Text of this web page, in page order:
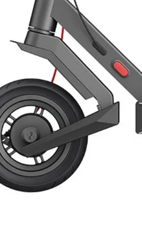
Risparmio stimato secondo un
Media Eurostat 2009-2010 per un
medio di energia scambiata di
energia scambiata comprensivi
Caratteristiche
COP 3,4 a temperatura aria 20°C
COP 2,6 a temperatura aria 7°C
Range di lavoro in pompa di
Gas ecologico R134A consente
in pompa di calore
Condensatore avvolto alla
Bassa rumorosità (Funzione
Caldaia in acciaio smaltato al titanio
Resistenza elettrica integrativa
Anodo attivo (ProTech) + Anodo al
Display LCD Funzioni Green,
Antilegionella.